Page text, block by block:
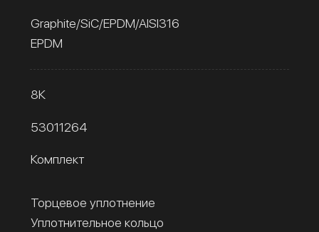
Graphite/SiC/EPDM/AISI316
EPDM
8К
53011264
Комплект
Торцевое уплотнение
Уплотнительное кольцо